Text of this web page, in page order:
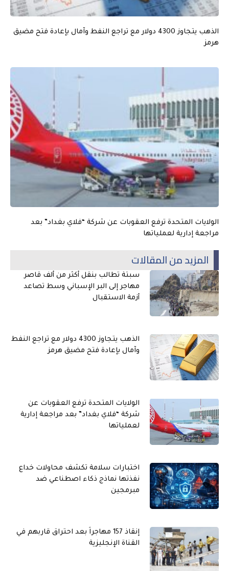
الذهب يتجاوز 4300 دولار مع تراجع النفط وآمال بإعادة فتح مضيق
هرمز
الولايات المتحدة ترفع العقوبات عن شركة “فلاي بغداد” بعد
مراجعة إدارية لعملياتها
المزيد من المقالات
سبتة تطالب بنقل أكثر من ألف قاصر
مهاجر إلى البر الإسباني وسط تصاعد
أزمة الاستقبال
الذهب يتجاوز 4300 دولار مع تراجع النفط
وآمال بإعادة فتح مضيق هرمز
الولايات المتحدة ترفع العقوبات عن
شركة “فلاي بغداد” بعد مراجعة إدارية
لعملياتها
اختبارات سلامة تكشف محاولات خداع
نفذتها نماذج ذكاء اصطناعي ضد
مبرمجين
إنقاذ 157 مهاجراً بعد احتراق قاربهم في
القناة الإنجليزية